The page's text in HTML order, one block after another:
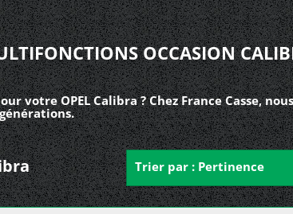
OCCASION
votre OPEL Calibra ? Chez France Casse,
Trier par : Pertinence